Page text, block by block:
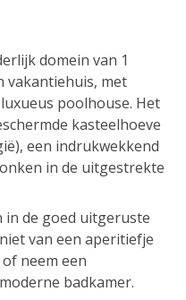
domein van 1
vakantiehuis, met
poolhouse. Het
kasteelhoeve
een indrukwekkend
in de uitgestrekte
in de goed uitgeruste
van een aperitiefje
neem een
badkamer.